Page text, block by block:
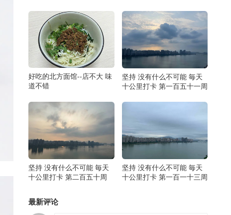
好吃的北方面馆--店不大 味
道不错
坚持 没有什么不可能 毎天
十公里打卡 第一百五十一周
坚持 没有什么不可能 毎天
十公里打卡 第二百五十周
坚持 没有什么不可能 毎天
十公里打卡 第一百一十三周
最新评论